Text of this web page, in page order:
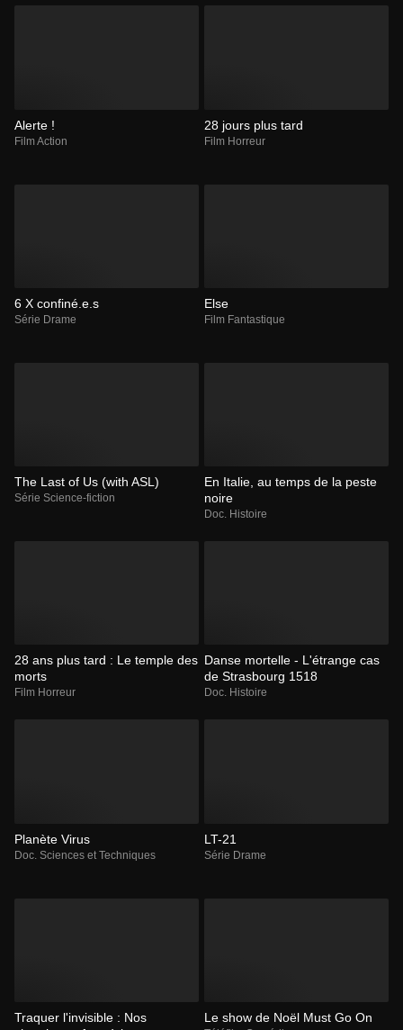
Alerte !
Film Action
28 jours plus tard
Film Horreur
6 X confiné.e.s
Série Drame
Else
Film Fantastique
The Last of Us (with ASL)
Série Science-fiction
En Italie, au temps de la peste
noire
Doc. Histoire
28 ans plus tard : Le temple des
morts
Film Horreur
Danse mortelle - L'étrange cas
de Strasbourg 1518
Doc. Histoire
Planète Virus
Doc. Sciences et Techniques
LT-21
Série Drame
Traquer l'invisible : Nos
Le show de Noël Must Go On